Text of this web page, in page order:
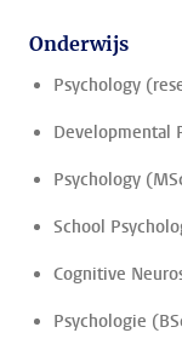
Onderwijs
Psychology
Developmental
Psychology
School
Cognitive
Psychologie